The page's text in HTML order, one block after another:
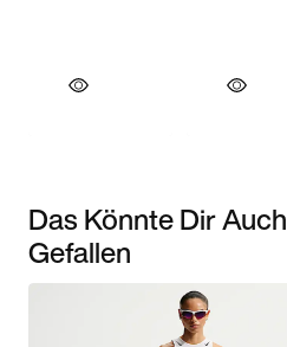
Das Könnte Dir Auch
Gefallen